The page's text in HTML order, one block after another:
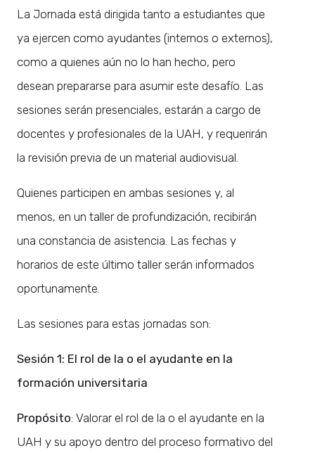
La Jornada está dirigida tanto a estudiantes que
ya ejercen como ayudantes (internos o externos),
como a quienes aún no lo han hecho, pero
desean prepararse para asumir este desafío. Las
sesiones serán presenciales, estarán a cargo de
docentes y profesionales de la UAH, y requerirán
la revisión previa de un material audiovisual.
Quienes participen en ambas sesiones y, al
menos, en un taller de profundización, recibirán
una constancia de asistencia. Las fechas y
horarios de este último taller serán informados
oportunamente.
Las sesiones para estas jornadas son:
Sesión 1: El rol de la o el ayudante en la
formación universitaria
Propósito: Valorar el rol de la o el ayudante en la
UAH y su apoyo dentro del proceso formativo del